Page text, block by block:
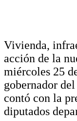
Vivienda,
acción de la
miércoles 25
gobernador
contó con la
diputados